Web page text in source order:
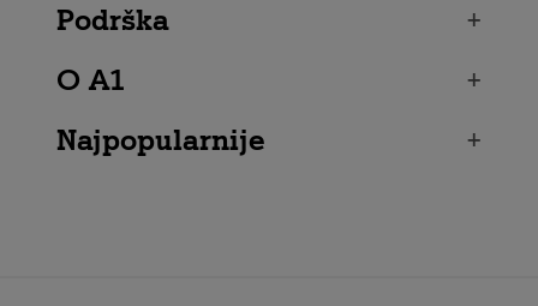
Podrška
+
O A1
+
Najpopularnije
+